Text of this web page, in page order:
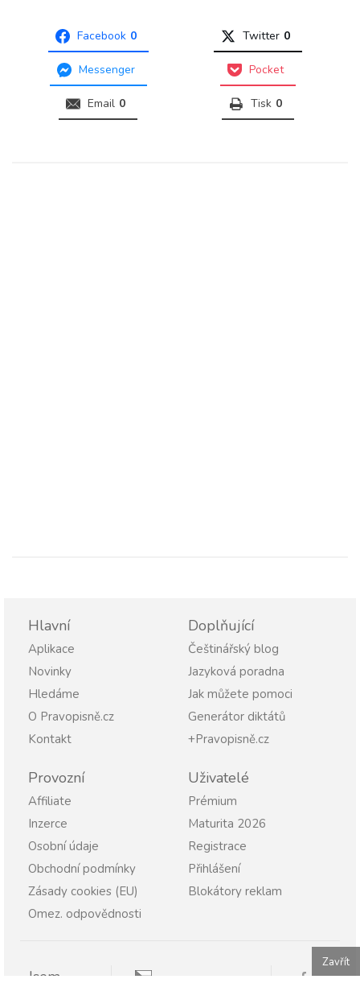
Facebook 0 Twitter 0
Messenger Pocket
Email 0 Tisk 0
Hlavní
Aplikace
Novinky
Hledáme
O Pravopisně.cz
Kontakt
Doplňující
Češtinářský blog
Jazyková poradna
Jak můžete pomoci
Generátor diktátů
+Pravopisně.cz
Provozní
Affiliate
Inzerce
Osobní údaje
Obchodní podmínky
Zásady cookies (EU)
Omez. odpovědnosti
Uživatelé
Prémium
Maturita 2026
Registrace
Přihlášení
Blokátory reklam
Jsem
Zavřít